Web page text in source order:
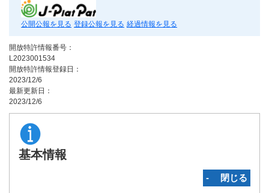
公開公報を見る 登録公報を見る 経過情報を見る
開放特許情報番号：
L2023001534
開放特許情報登録日：
2023/12/6
最新更新日：
2023/12/6
基本情報
‐ 閉じる